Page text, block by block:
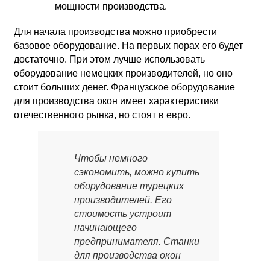
мощности производства.
Для начала производства можно приобрести
базовое оборудование. На первых порах его будет
достаточно. При этом лучше использовать
оборудование немецких производителей, но оно
стоит больших денег. Французское оборудование
для производства окон имеет характеристики
отечественного рынка, но стоят в евро.
Чтобы немного
сэкономить, можно купить
оборудование турецких
производителей. Его
стоимость устроит
начинающего
предпринимателя. Станки
для производства окон